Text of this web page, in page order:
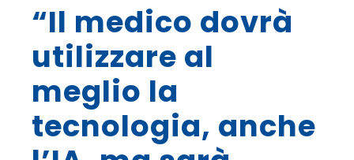
“Il medico dovrà
utilizzare al
meglio la
tecnologia, anche